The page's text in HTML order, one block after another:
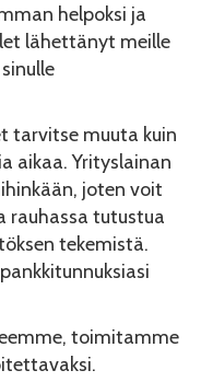
helpoksi ja
lähettänyt meille
tarvitse muuta kuin
aikaa. Yrityslainan
joten voit
rauhassa tutustua
tekemistä.
toimitamme